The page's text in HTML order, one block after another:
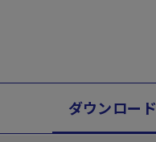
ダウンロード